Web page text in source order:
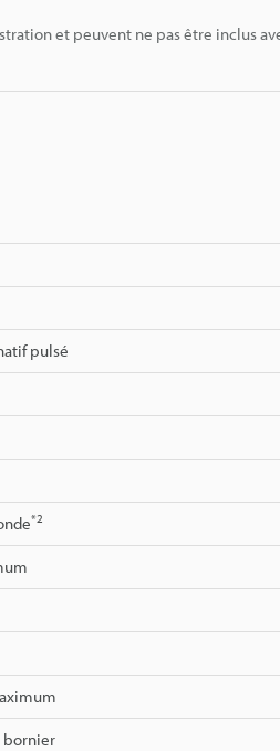
et peuvent ne pas être inclus
pulsé
*2
bornier